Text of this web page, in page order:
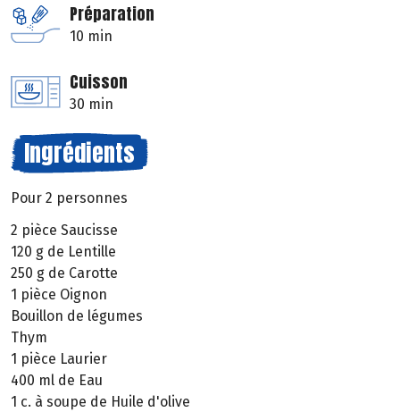
Préparation
10 min
Cuisson
30 min
Ingrédients
Pour 2 personnes
2 pièce Saucisse
120 g de Lentille
250 g de Carotte
1 pièce Oignon
Bouillon de légumes
Thym
1 pièce Laurier
400 ml de Eau
1 c. à soupe de Huile d'olive